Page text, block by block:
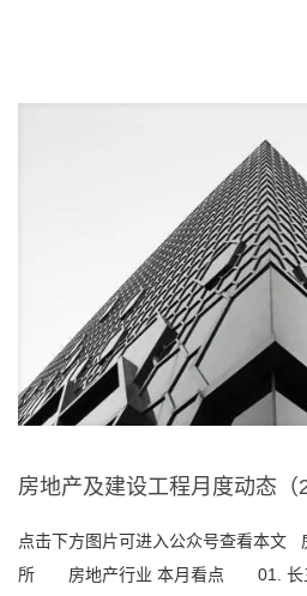
房地产及建设工程月度动态（
点击下方图片可进入公众号查看本文
所 房地产行业 本月看点 01. 长